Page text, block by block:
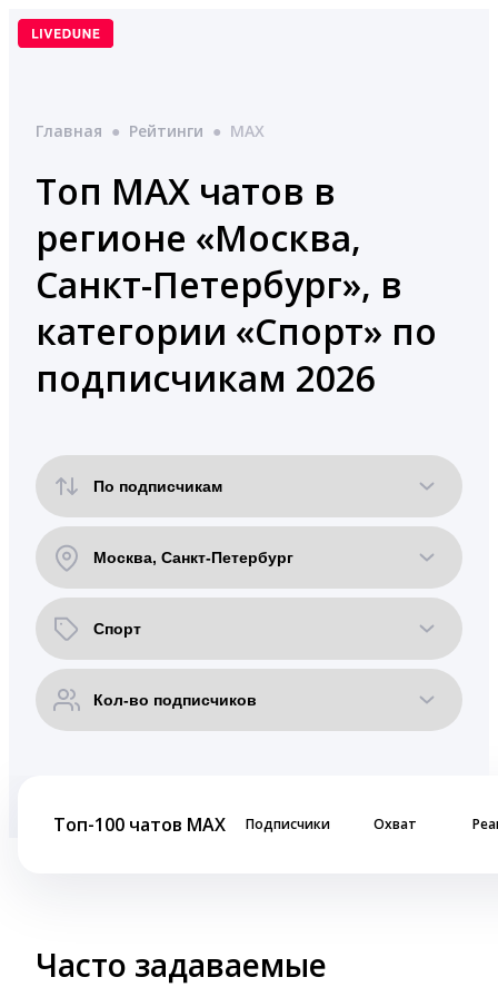
Перейти
Главная ● Рейтинги ● MAX
Топ MAX чатов в
регионе «Москва,
Санкт-Петербург», в
категории «Спорт» по
подписчикам 2026
Топ-100 чатов MAX Подписчики Охват
Часто задаваемые